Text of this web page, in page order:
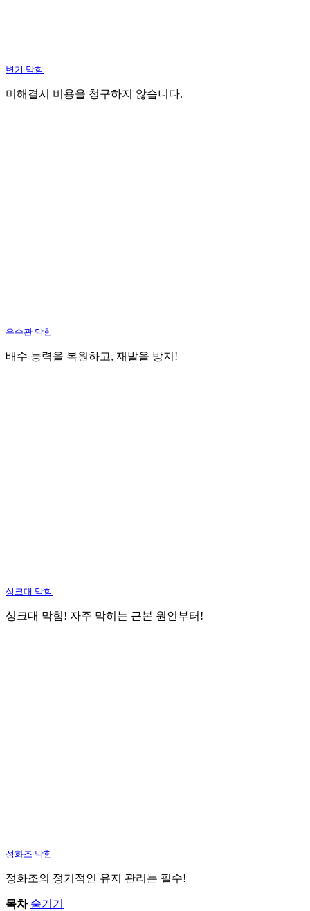
변기 막힘
미해결시 비용을 청구하지 않습니다.
우수관 막힘
배수 능력을 복원하고, 재발을 방지!
싱크대 막힘
싱크대 막힘! 자주 막히는 근본 원인부터!
정화조 막힘
정화조의 정기적인 유지 관리는 필수!
목차 숨기기